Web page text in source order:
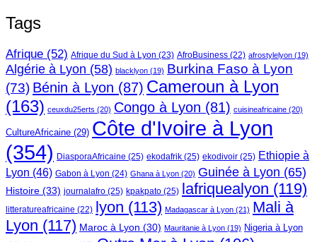
Tags
Afrique (52) Afrique du Sud à Lyon (23) AfroBusiness (22) afrostylelyon (19)
Algérie à Lyon (58) blacklyon (19) Burkina Faso à Lyon
(73) Bénin à Lyon (87) Cameroun à Lyon
(163) ceuxdu25erts (20) Congo à Lyon (81) cuisineafricaine (20)
CultureAfricaine (29) Côte d'Ivoire à Lyon
(354) DiasporaAfricaine (25) ekodafrik (25) ekodivoir (25) Ethiopie à
Lyon (46) Gabon à Lyon (24) Ghana à Lyon (20) Guinée à Lyon (65)
Histoire (33) journalafro (25) kpakpato (25) lafriquealyon (119)
litteratureafricaine (22) lyon (113) Madagascar à Lyon (21) Mali à
Lyon (117) Maroc à Lyon (30) Mauritanie à Lyon (19) Nigeria à Lyon